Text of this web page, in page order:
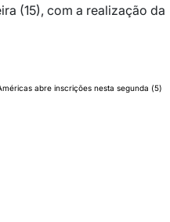
(15), com a realização da